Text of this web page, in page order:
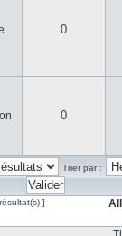
0
0
Trier par :
]